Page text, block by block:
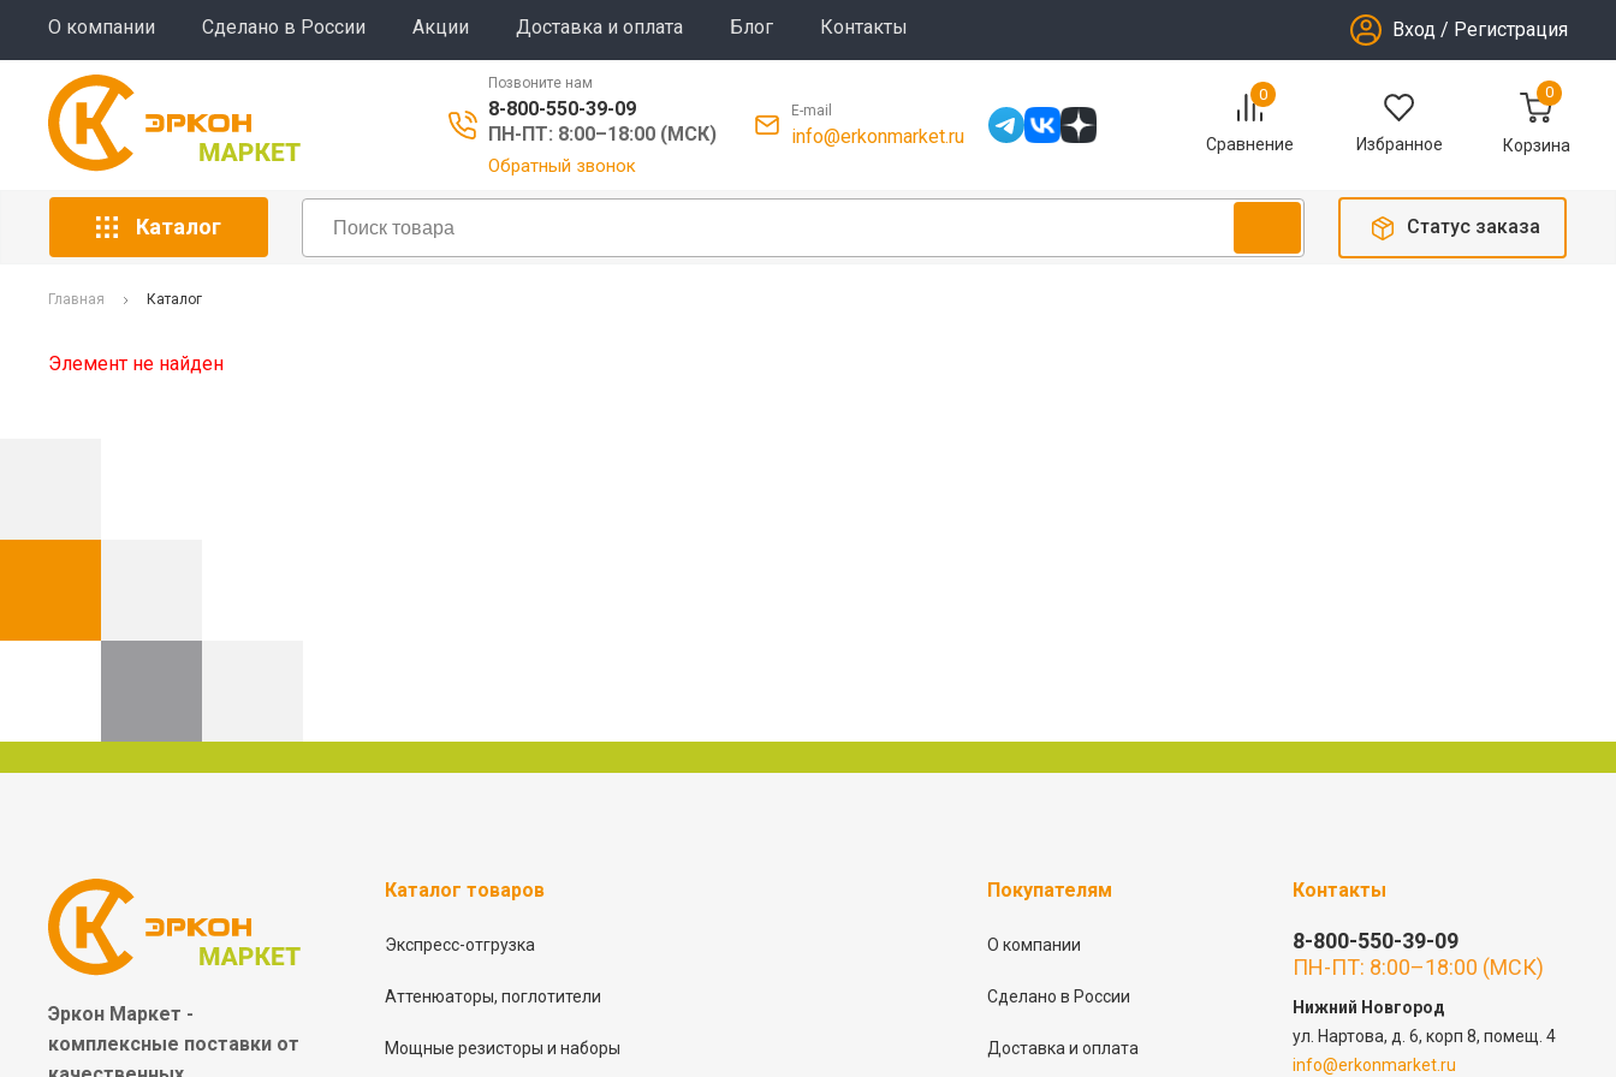
О компании Сделано в России Акции Доставка и оплата Блог Контакты Вход / Регистрация
Позвоните нам
8-800-550-39-09
ПН-ПТ: 8:00–18:00 (МСК)
Обратный звонок
E-mail
info@erkonmarket.ru
0
Сравнение Избранное
0
Корзина
Каталог Статус заказа
Главная Каталог
Элемент не найден
Эркон Маркет -
комплексные поставки от
Каталог товаров
Экспресс-отгрузка
Аттенюаторы, поглотители
Мощные резисторы и наборы
Покупателям
О компании
Сделано в России
Доставка и оплата
Контакты
8-800-550-39-09
ПН-ПТ: 8:00–18:00 (МСК)
Нижний Новгород
ул. Нартова, д. 6, корп 8, помещ. 4
info@erkonmarket.ru